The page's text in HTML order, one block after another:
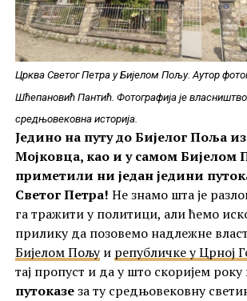
Црква Светог Петра у Бијелом Пољу. Аутор
Шћепановић Пантић. Фотографија је
средњовековна историја.
Једино на путу до Бијелог Поља
Мојковца, као и у самом Бијелом
приметили ни један једини
Светог Петра! Не знамо шта је
га тражити у политици, али ћемо
прилику да позовемо надлежне
Бијелом Пољуи републичке у Црној
тај пропуст и да у што скоријем року
путоказеза ту средњовековну